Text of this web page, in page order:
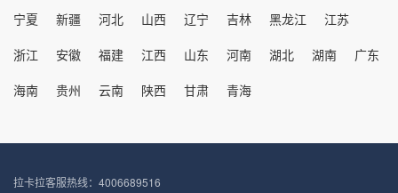
宁夏
新疆 河北 山西 辽宁 吉林 黑龙江
江苏
浙江
安徽 福建 江西 山东 河南 湖北 湖南
广东
海南
贵州 云南 陕西 甘肃 青海
拉卡拉客服热线：4006689516